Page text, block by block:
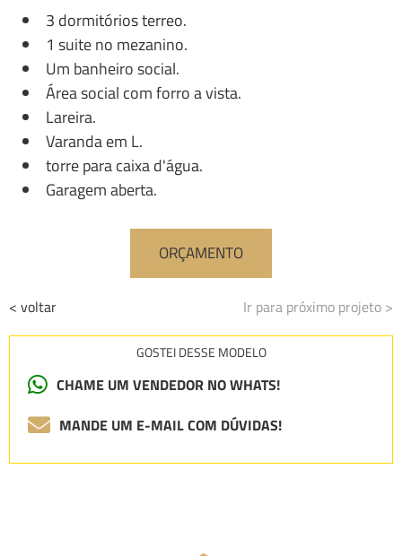
3 dormitórios terreo.
1 suite no mezanino.
Um banheiro social.
Área social com forro a vista.
Lareira.
Varanda em L.
torre para caixa d'água.
Garagem aberta.
ORÇAMENTO
< voltar Ir para próximo projeto >
GOSTEI DESSE MODELO
CHAME UM VENDEDOR NO WHATS!
MANDE UM E-MAIL COM DÚVIDAS!